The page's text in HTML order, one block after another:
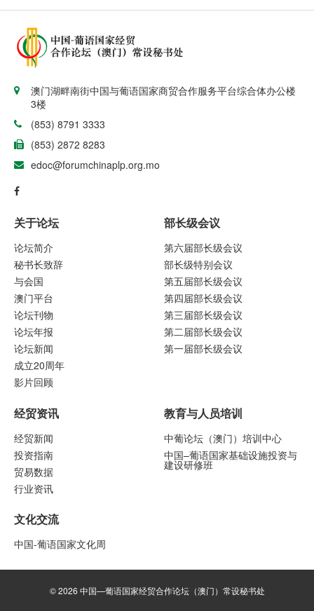
澳门湖畔南街中国与葡语国家商贸合作服务平台综合体办公楼
3楼
(853) 8791 3333
(853) 2872 8283
edoc@forumchinaplp.org.mo
关于论坛
论坛简介
秘书长致辞
与会国
澳门平台
论坛刊物
论坛年报
论坛新闻
成立20周年
影片回顾
部长级会议
第六届部长级会议
部长级特别会议
第五届部长级会议
第四届部长级会议
第三届部长级会议
第二届部长级会议
第一届部长级会议
经贸资讯
经贸新闻
投资指南
贸易数据
行业资讯
文化交流
中国-葡语国家文化周
教育与人员培训
中葡论坛（澳门）培训中心
中国–葡语国家基础设施投资与
建设研修班
© 2026 中国—葡语国家经贸合作论坛（澳门）常设秘书处